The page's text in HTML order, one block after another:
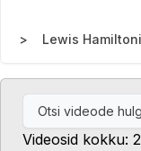
Lewis
Videosid kokku: